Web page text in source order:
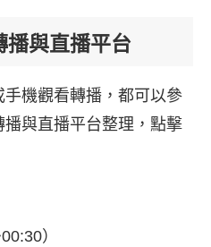
播與直播平台
機觀看轉播，都可以參
與直播平台整理，點擊
）